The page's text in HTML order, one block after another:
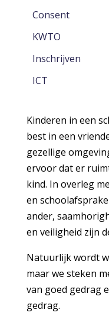
Consent
KWTO
Inschrijven
ICT
Kinderen in een
best in een
gezellige
ervoor dat er
kind. In overleg
en
ander,
en veiligheid zijn
Natuurlijk wordt
maar we steken
van goed gedrag
gedrag.